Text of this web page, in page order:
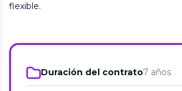
flexible.
Duración del contrato7 años